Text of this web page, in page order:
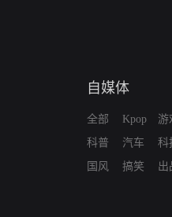
自媒体
全部
科普
国风
Kpop
汽车
搞笑
游
科
出